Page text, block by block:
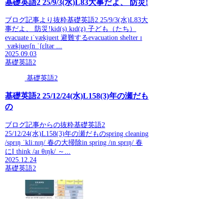
基礎英語2 25/9/3(水)L83大事だよ、 防災!
ブログ記事より抜粋基礎英語2 25/9/3(水)L83大
事だよ、 防災!kid(s) kɪd(z) 子ども（たち）
evacuate ɪˈvækjueɪt 避難するevacuation shelter ɪ
ˌvækjueɪʃn ˈʃɛltər ...
2025.09.03
基礎英語2
基礎英語2
基礎英語2 25/12/24(水)L158(3)年の瀬だも
の
ブログ記事からの抜粋基礎英語2
25/12/24(水)L158(3)年の瀬だものspring cleaning
/sprɪŋ ˈkliːnɪŋ/ 春の大掃除in spring /ɪn sprɪŋ/ 春
にI think /aɪ θɪŋk/ ～...
2025.12.24
基礎英語2